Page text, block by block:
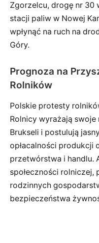
Zgorzelcu, drogę nr 30
stacji paliw w Nowej
wpłynąć na ruch na
Góry.
Prognoza na
Rolników
Polskie protesty
Rolnicy wyrażają
Brukseli i postulują
opłacalności produkcji
przetwórstwa i handlu.
społeczności rolniczej,
rodzinnych
bezpieczeństwa